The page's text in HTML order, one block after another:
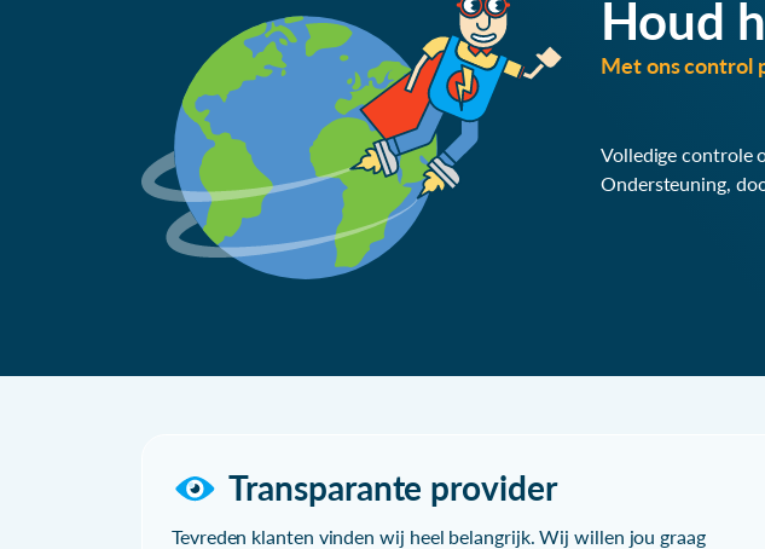
Houd
Met ons control
Volledige controle
Ondersteuning,
Transparante provider
Tevreden klanten vinden wij heel belangrijk. Wij willen jou graag